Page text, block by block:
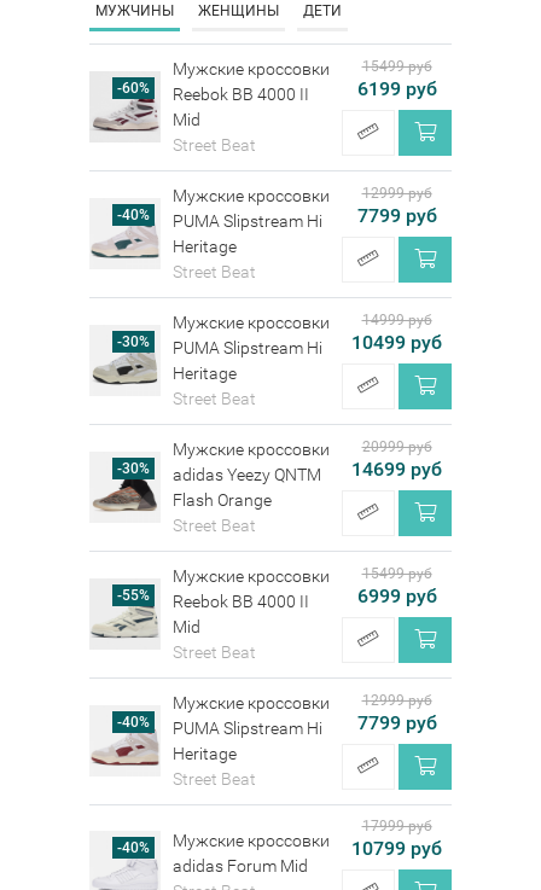
МУЖЧИНЫ ЖЕНЩИНЫ ДЕТИ
-60%
Мужские кроссовки
Reebok BB 4000 II
Mid
Street Beat
15499 руб
6199 руб
-40%
Мужские кроссовки
PUMA Slipstream Hi
Heritage
Street Beat
12999 руб
7799 руб
-30%
Мужские кроссовки
PUMA Slipstream Hi
Heritage
Street Beat
14999 руб
10499 руб
-30%
Мужские кроссовки
adidas Yeezy QNTM
Flash Orange
Street Beat
20999 руб
14699 руб
-55%
Мужские кроссовки
Reebok BB 4000 II
Mid
Street Beat
15499 руб
6999 руб
-40%
Мужские кроссовки
PUMA Slipstream Hi
Heritage
Street Beat
12999 руб
7799 руб
-40%
Мужские кроссовки
adidas Forum Mid
17999 руб
10799 руб